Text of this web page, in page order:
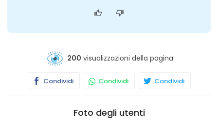
200 visualizzazioni della pagina
Condividi Condividi Condividi
Foto degli utenti